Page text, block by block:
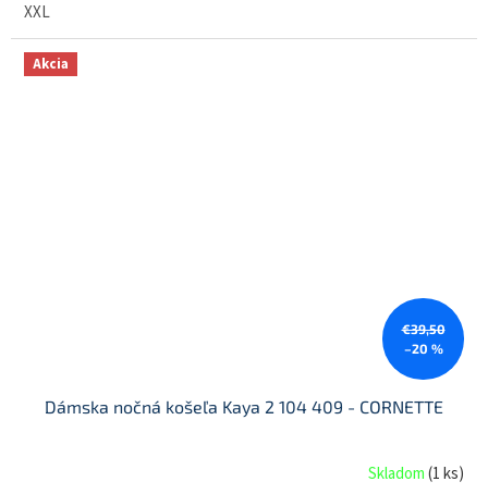
XXL
Akcia
€39,50
–20 %
Dámska nočná košeľa Kaya 2 104 409 - CORNETTE
Skladom(1 ks)